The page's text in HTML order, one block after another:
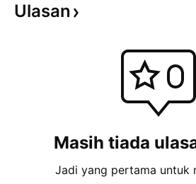
Ulasan
Masih tiada
Jadi yang pertama untuk